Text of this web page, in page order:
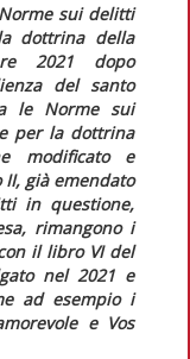
Norme sui delitti
dottrina della
2021 dopo
del santo
le Norme sui
per la dottrina
modificato e
già emendato
in questione,
rimangono i
il libro VI del
nel 2021 e
ad esempio i
e Vos